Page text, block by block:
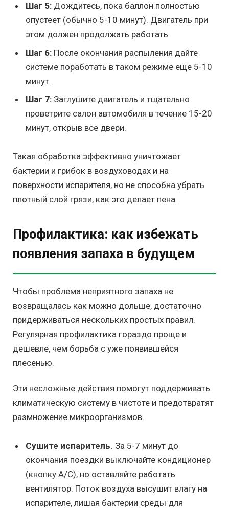
Шаг 5: Дождитесь, пока баллон полностью
опустеет (обычно 5-10 минут). Двигатель при
этом должен продолжать работать.
Шаг 6: После окончания распыления дайте
системе поработать в таком режиме еще 5-10
минут.
Шаг 7: Заглушите двигатель и тщательно
проветрите салон автомобиля в течение 15-20
минут, открыв все двери.
Такая обработка эффективно уничтожает
бактерии и грибок в воздуховодах и на
поверхности испарителя, но не способна убрать
плотный слой грязи, как это делает пена.
Профилактика: как избежать
появления запаха в будущем
Чтобы проблема неприятного запаха не
возвращалась как можно дольше, достаточно
придерживаться нескольких простых правил.
Регулярная профилактика гораздо проще и
дешевле, чем борьба с уже появившейся
плесенью.
Эти несложные действия помогут поддерживать
климатическую систему в чистоте и предотвратят
размножение микроорганизмов.
Сушите испаритель. За 5-7 минут до
окончания поездки выключайте кондиционер
(кнопку A/C), но оставляйте работать
вентилятор. Поток воздуха высушит влагу на
испарителе, лишая бактерии среды для